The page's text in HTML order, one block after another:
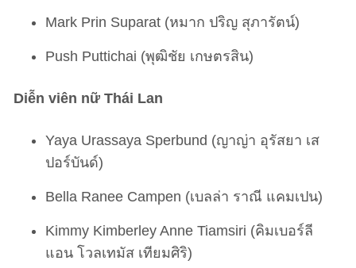
Mark Prin Suparat (หมาก ปริญ สุภารัตน์)
Push Puttichai (พุฒิชัย เกษตรสิน)
Diễn viên nữ Thái Lan
Yaya Urassaya Sperbund (ญาญ่า อุรัสยา เส
ปอร์บันด์)
Bella Ranee Campen (เบลล่า ราณี แคมเปน)
Kimmy Kimberley Anne Tiamsiri (คิมเบอร์ลี
แอน โวลเทมัส เทียมศิริ)